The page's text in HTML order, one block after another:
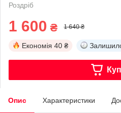
Роздріб
1 600 ₴ 1 640 ₴
Економія 40 ₴
Опис Характеристики